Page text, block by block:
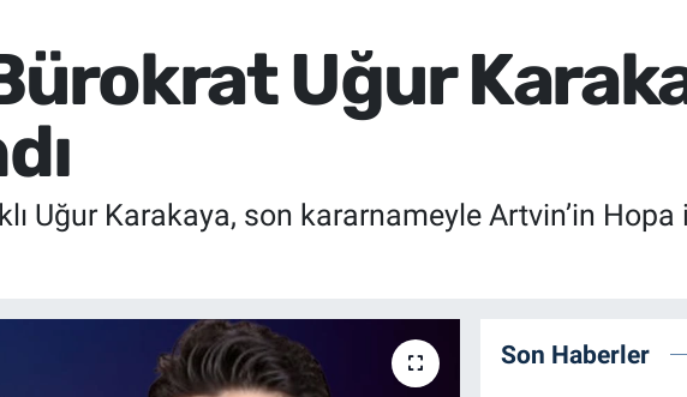
Uğur
Uğur Karakaya, son kararnameyle Artvin’in
Son Haberler